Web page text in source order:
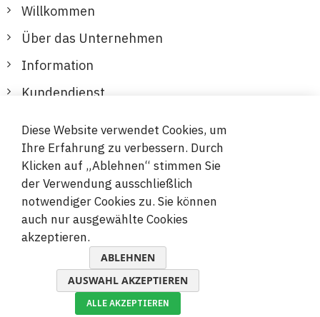
Willkommen
Über das Unternehmen
Information
Kundendienst
Sichere und bequeme Zahlungen
© 2019-2026 Megamix s.r.o.
Diese Website verwendet Cookies, um
Ihre Erfahrung zu verbessern. Durch
Klicken auf „Ablehnen“ stimmen Sie
der Verwendung ausschließlich
notwendiger Cookies zu. Sie können
auch nur ausgewählte Cookies
akzeptieren.
ABLEHNEN
AUSWAHL AKZEPTIEREN
ALLE AKZEPTIEREN